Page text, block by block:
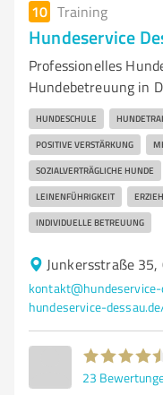
10 Training
Hundeservice
Professionelles
Hundebetreuung in
HUNDESCHULE
POSITIVE VERSTÄRKUNG
SOZIALVERTRÄGLICHE HUNDE
LEINENFÜHRIGKEIT
INDIVIDUELLE BETREUUNG
Junkersstraße
kontakt@hundeservice-
hundeservice-
23